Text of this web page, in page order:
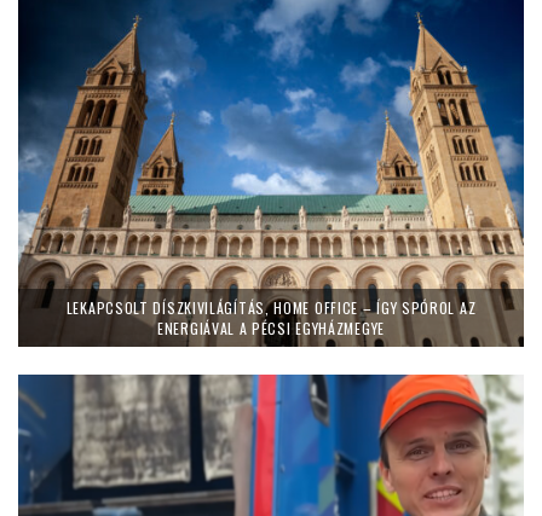
LEKAPCSOLT DÍSZKIVILÁGÍTÁS, HOME OFFICE – ÍGY SPÓROL AZ
ENERGIÁVAL A PÉCSI EGYHÁZMEGYE